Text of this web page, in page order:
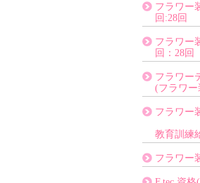
フラワー
回:28回
フラワー
回：28回
フラワー
(フラワー
フラワー
教育訓練
フラワー